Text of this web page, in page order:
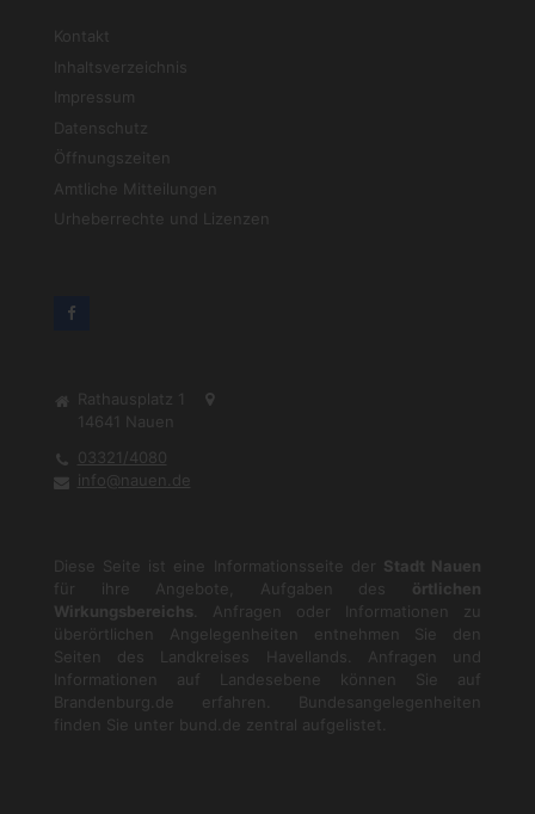
Kontakt
Inhaltsverzeichnis
Impressum
Datenschutz
Öffnungszeiten
Amtliche Mitteilungen
Urheberrechte und Lizenzen
Rathausplatz 1
14641
Nauen
03321/4080
info@nauen.de
Diese Seite ist eine Informationsseite der Stadt Nauen
für ihre Angebote, Aufgaben des örtlichen
Wirkungsbereichs . Anfragen oder Informationen zu
überörtlichen Angelegenheiten entnehmen Sie den
Seiten des Landkreises Havellands. Anfragen und
Informationen auf Landesebene können Sie auf
Brandenburg.de
erfahren. Bundesangelegenheiten
finden Sie unter
bund.de zentral aufgelistet.